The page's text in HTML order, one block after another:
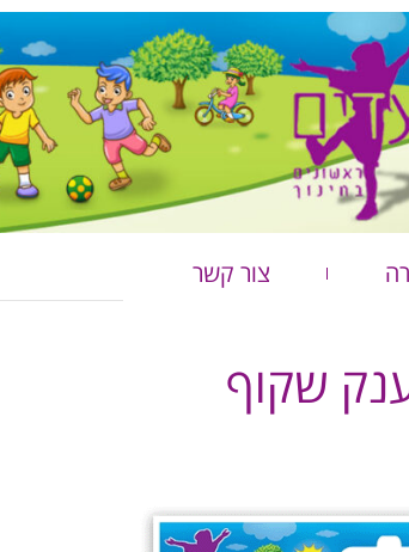
צור קשר
שקוף